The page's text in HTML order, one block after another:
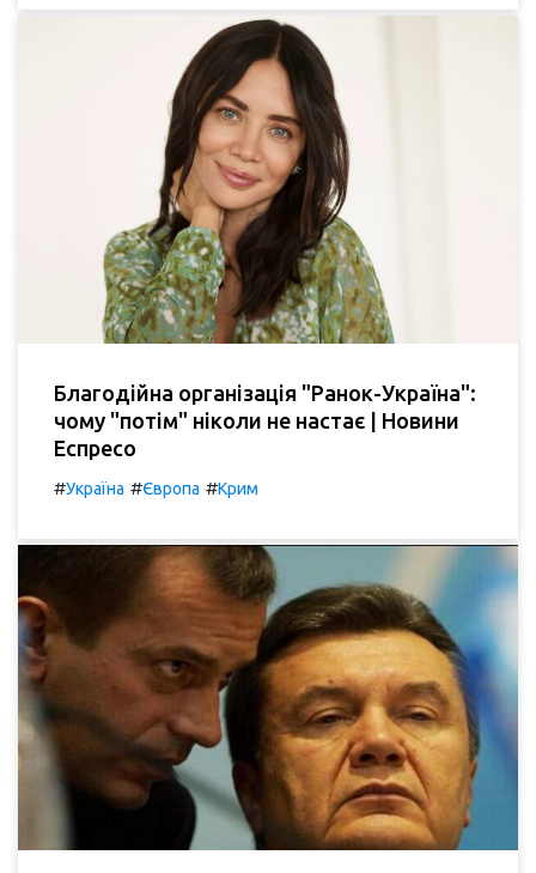
Благодійна організація "Ранок-Україна":
чому "потім" ніколи не настає | Новини
Еспресо
#Україна #Європа #Крим